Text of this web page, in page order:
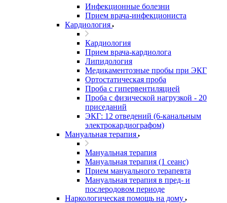
Инфекционные болезни
Прием врача-инфекциониста
Кардиология
Кардиология
Прием врача-кардиолога
Липидология
Медикаментозные пробы при ЭКГ
Ортостатическая проба
Проба с гипервентиляцией
Проба с физической нагрузкой - 20
приседаний
ЭКГ: 12 отведений (6-канальным
электрокардиографом)
Мануальная терапия
Мануальная терапия
Мануальная терапия (1 сеанс)
Прием мануального терапевта
Мануальная терапия в пред- и
послеродовом периоде
Наркологическая помощь на дому